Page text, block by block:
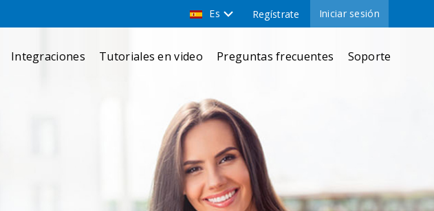
Es Regístrate Iniciar sesión
Integraciones Tutoriales en video Preguntas frecuentes Soporte